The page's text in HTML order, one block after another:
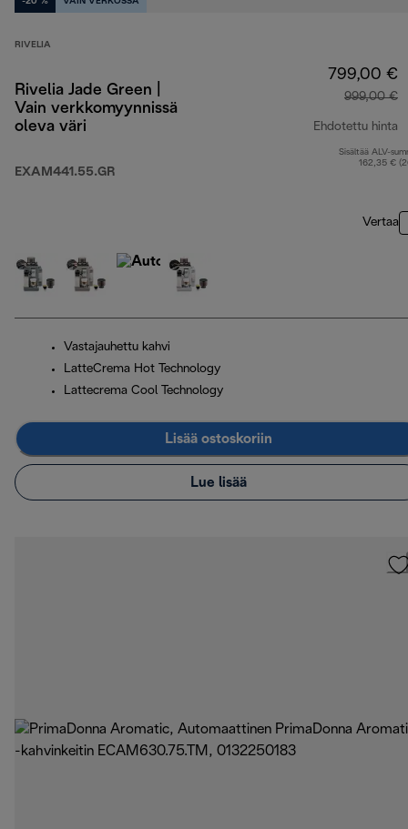
-20 % VAIN VERKOSSA
RIVELIA
Rivelia Jade Green |
Vain verkkomyynnissä
oleva väri
EXAM441.55.GR
799,00 €
999,00 €
Ehdotettu hinta
Sisältää ALV-
162,35 €
Vertaa
Vastajauhettu kahvi
LatteCrema Hot Technology
Lattecrema Cool Technology
Lisää ostoskoriin
Lue lisää